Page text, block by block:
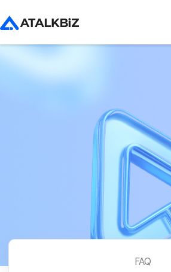
FAQ